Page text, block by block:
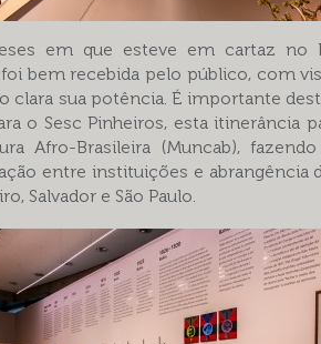
em que esteve em cartaz no
bem recebida pelo público, com
clara sua potência. É importante
o Sesc Pinheiros, esta itinerância
Afro-Brasileira (Muncab),
entre instituições e abrangência
Salvador e São Paulo.